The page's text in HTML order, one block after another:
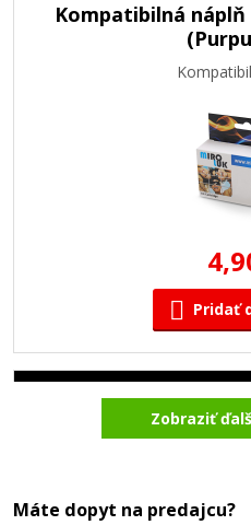
Kompatibilná
Pridať
Kompatibilná náplň
Zobraziť
Máte dopyt na predajcu?